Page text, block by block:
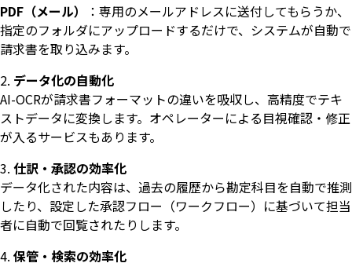
PDF（メール）
：専用のメールアドレスに送付してもらうか、
指定のフォルダにアップロードするだけで、システムが自動で
請求書を取り込みます。
データ化の自動化
AI-OCRが請求書フォーマットの違いを吸収し、高精度でテキ
ストデータに変換します。オペレーターによる目視確認・修正
が入るサービスもあります。
仕訳・承認の効率化
データ化された内容は、過去の履歴から勘定科目を自動で推測
したり、設定した承認フロー（ワークフロー）に基づいて担当
者に自動で回覧されたりします。
保管・検索の効率化